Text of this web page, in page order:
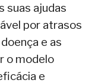
suas ajudas
por atrasos
e as
o modelo
e